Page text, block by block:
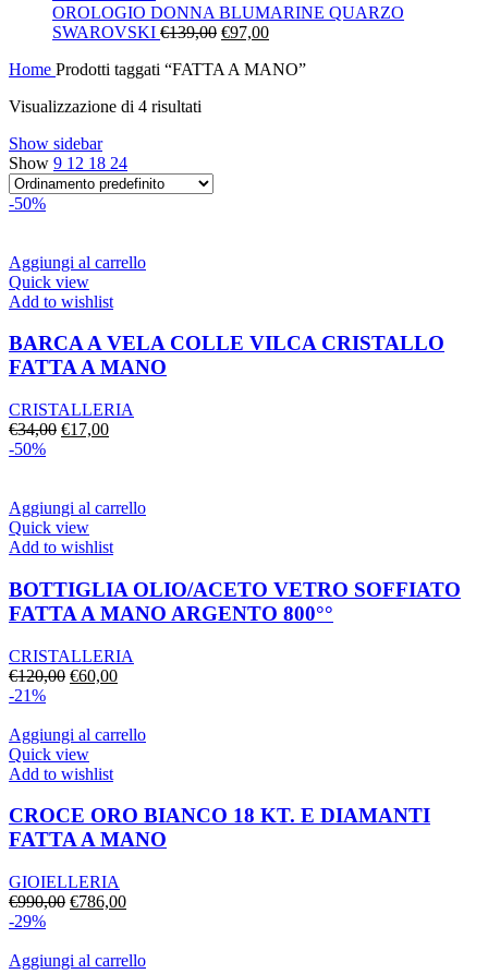
era:
€130,00.
è:
OROLOGIO DONNA BLUMARINE QUARZO
SWAROVSKI €139,00 Il
originale
€97,00Il
attuale
Home Prodotti taggati “FATTA A MANO”
Visualizzazione di 4 risultati
Show sidebar
Show 9 12 18 24
-50%
Aggiungi al carrello
Quick view
Add to wishlist
BARCA A VELA COLLE VILCA CRISTALLO
FATTA A MANO
CRISTALLERIA
€34,00 Il
€34,00.
€17,00Il
€17,00.
-50%
Aggiungi al carrello
Quick view
Add to wishlist
BOTTIGLIA OLIO/ACETO VETRO SOFFIATO
FATTA A MANO ARGENTO 800°°
CRISTALLERIA
€120,00 Il
era:
€120,00.
€60,00Il
è:
-21%
Aggiungi al carrello
Quick view
Add to wishlist
CROCE ORO BIANCO 18 KT. E DIAMANTI
FATTA A MANO
GIOIELLERIA
€990,00 Il
era:
€786,00Il
è:
-29%
Aggiungi al carrello